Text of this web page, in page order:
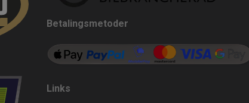
Betalingsmetoder
Links